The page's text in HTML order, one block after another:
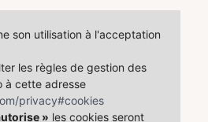
son utilisation à l'acceptation
les règles de gestion des
à cette adresse
privacy#cookies
» les cookies seront